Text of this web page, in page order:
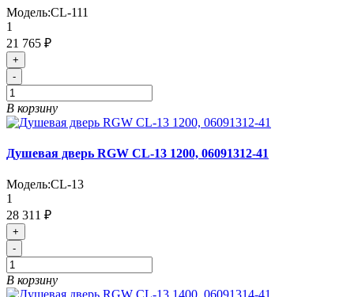
Модель:CL-111
1
21 765 ₽
+
-
В корзину
Душевая дверь RGW CL-13 1200, 06091312-41
Модель:CL-13
1
28 311 ₽
+
-
В корзину